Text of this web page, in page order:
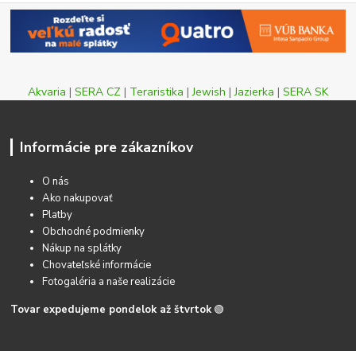
Akvaria | SERA CZ | Teraristika |Jewish |Jazierka | SERA SK
Informácie pre zákazníkov
O nás
Ako nakupovať
Platby
Obchodné podmienky
Nákup na splátky
Chovateľské informácie
Fotogaléria a naše realizácie
Tovar expedujeme pondelok až štvrtok 🟢